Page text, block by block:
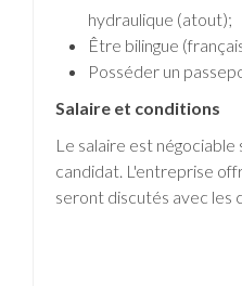
hydraulique (atout);
Être bilingue
Posséder un
Salaire et conditions
Le salaire est
candidat. L'entreprise
seront discutés avec les